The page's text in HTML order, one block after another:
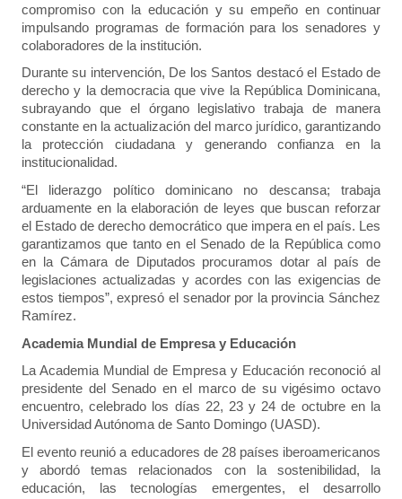
compromiso con la educación y su empeño en continuar
impulsando programas de formación para los senadores y
colaboradores de la institución.
Durante su intervención, De los Santos destacó el Estado de
derecho y la democracia que vive la República Dominicana,
subrayando que el órgano legislativo trabaja de manera
constante en la actualización del marco jurídico, garantizando
la protección ciudadana y generando confianza en la
institucionalidad.
“El liderazgo político dominicano no descansa; trabaja
arduamente en la elaboración de leyes que buscan reforzar
el Estado de derecho democrático que impera en el país. Les
garantizamos que tanto en el Senado de la República como
en la Cámara de Diputados procuramos dotar al país de
legislaciones actualizadas y acordes con las exigencias de
estos tiempos”, expresó el senador por la provincia Sánchez
Ramírez.
Academia Mundial de Empresa y Educación
La Academia Mundial de Empresa y Educación reconoció al
presidente del Senado en el marco de su vigésimo octavo
encuentro, celebrado los días 22, 23 y 24 de octubre en la
Universidad Autónoma de Santo Domingo (UASD).
El evento reunió a educadores de 28 países iberoamericanos
y abordó temas relacionados con la sostenibilidad, la
educación, las tecnologías emergentes, el desarrollo